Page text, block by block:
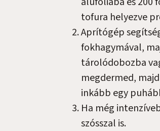
tofura helyezve
Aprítógép
fokhagymával,
tárolódobozba
megdermed,
inkább egy
Ha még
szósszal is.